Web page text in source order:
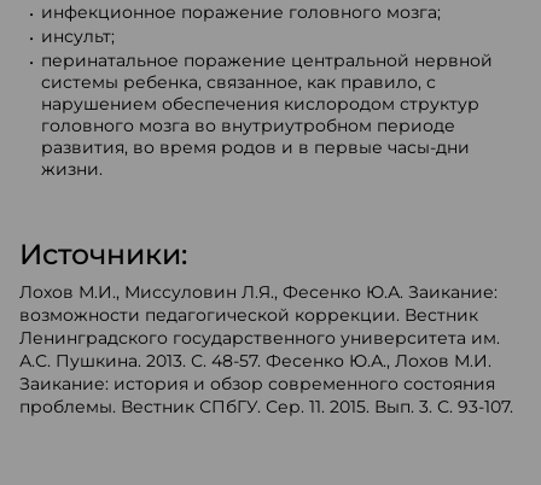
инфекционное поражение головного мозга;
инсульт;
перинатальное поражение центральной нервной
системы ребенка, связанное, как правило, с
нарушением обеспечения кислородом структур
головного мозга во внутриутробном периоде
развития, во время родов и в первые часы-дни
жизни.
Источники:
Лохов М.И., Миссуловин Л.Я., Фесенко Ю.А. Заикание:
возможности педагогической коррекции. Вестник
Ленинградского государственного университета им.
А.С. Пушкина. 2013. С. 48-57. Фесенко Ю.А., Лохов М.И.
Заикание: история и обзор современного состояния
проблемы. Вестник СПбГУ. Сер. 11. 2015. Вып. 3. С. 93-107.